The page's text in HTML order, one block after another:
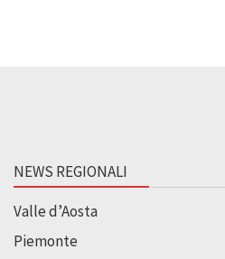
NEWS REGIONALI
Valle d’Aosta
Piemonte